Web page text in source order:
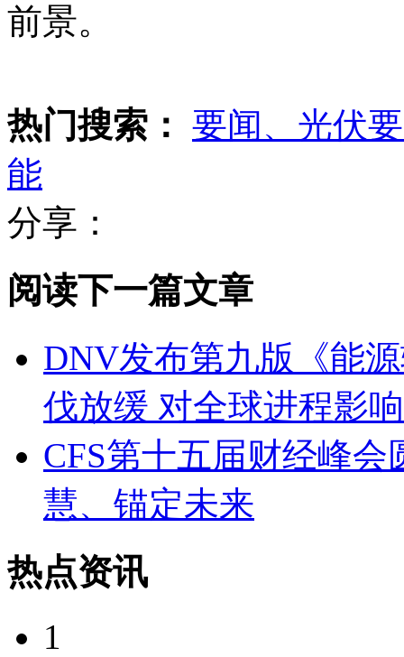
前景。
热门搜索： 要闻、光伏
能
分享：
阅读下一篇文章
DNV发布第九版《能
伐放缓 对全球进程影
CFS第十五届财经峰
慧、锚定未来
热点资讯
1